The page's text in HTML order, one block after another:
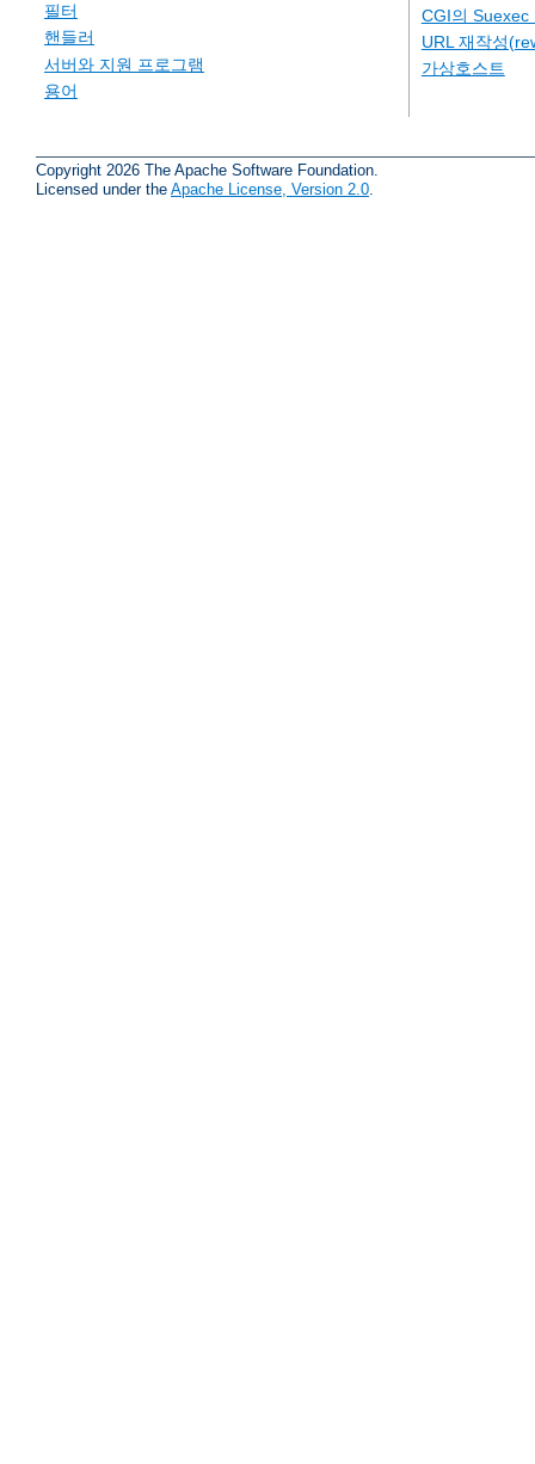
필터
핸들러
서버와 지원 프로그램
용어
CGI의 Suexec
URL 재작성
가상호스트
Copyright 2026 The Apache Software Foundation.
Licensed under the Apache License, Version 2.0